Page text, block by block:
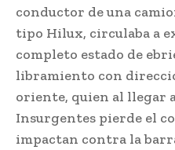
conductor de una
tipo Hilux, circulaba a
completo estado de
libramiento con
oriente, quien al llegar
Insurgentes pierde el
impactan contra la